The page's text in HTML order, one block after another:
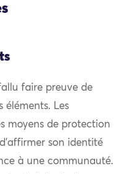
faire preuve de
éléments. Les
moyens de protection
son identité
à une communauté.